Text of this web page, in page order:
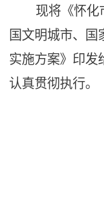
现将《怀化
国文明城市、国
实施方案》印发
认真贯彻执行。